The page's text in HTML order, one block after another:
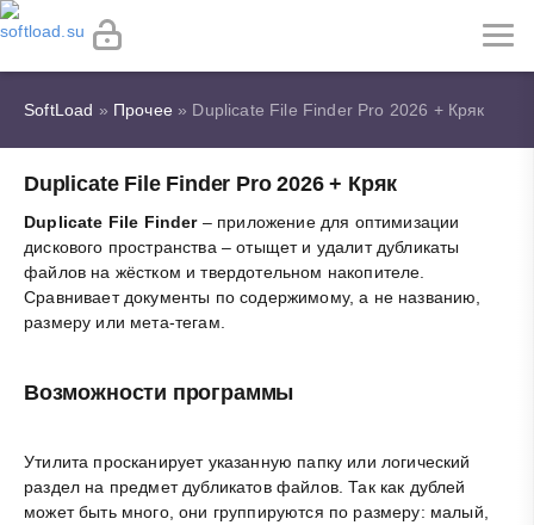
SoftLoad » Прочее » Duplicate File Finder Pro 2026 + Кряк
Duplicate File Finder Pro 2026 + Кряк
Duplicate File Finder– приложение для оптимизации
дискового пространства – отыщет и удалит дубликаты
файлов на жёстком и твердотельном накопителе.
Сравнивает документы по содержимому, а не названию,
размеру или мета-тегам.
Возможности программы
Утилита просканирует указанную папку или логический
раздел на предмет дубликатов файлов. Так как дублей
может быть много, они группируются по размеру: малый,